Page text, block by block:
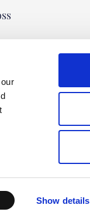
Show details